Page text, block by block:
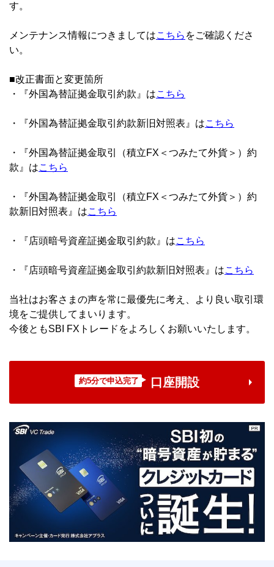
す。
メンテナンス情報につきましてはこちら をご確認くださ
い。
■改正書面と変更箇所
・『外国為替証拠金取引約款』はこちら
・『外国為替証拠金取引約款新旧対照表』はこちら
・『外国為替証拠金取引（積立FX＜つみたて外貨＞）約
款』はこちら
・『外国為替証拠金取引（積立FX＜つみたて外貨＞）約
款新旧対照表』はこちら
・『店頭暗号資産証拠金取引約款』はこちら
・『店頭暗号資産証拠金取引約款新旧対照表』はこちら
当社はお客さまの声を常に最優先に考え、より良い取引環
境をご提供してまいります。
今後ともSBI FXトレードをよろしくお願いいたします。
約5分で申込完了 口座開設